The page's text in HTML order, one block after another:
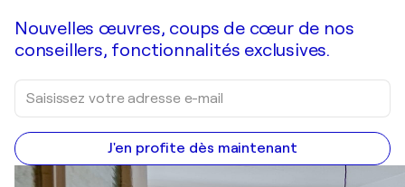
Nouvelles œuvres, coups de cœur de nos
conseillers, fonctionnalités exclusives.
J'en profite dès maintenant